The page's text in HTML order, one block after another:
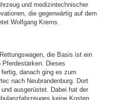
und medizintechnischer
die gegenwärtig auf dem
Wolfgang Krems.
die Basis ist ein
Dieses
danach ging es zum
nach Neubrandenburg. Dort
ausgerüstet. Dabei hat der
keine Kosten